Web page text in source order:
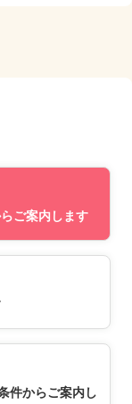
ご案内します
件からご案内し